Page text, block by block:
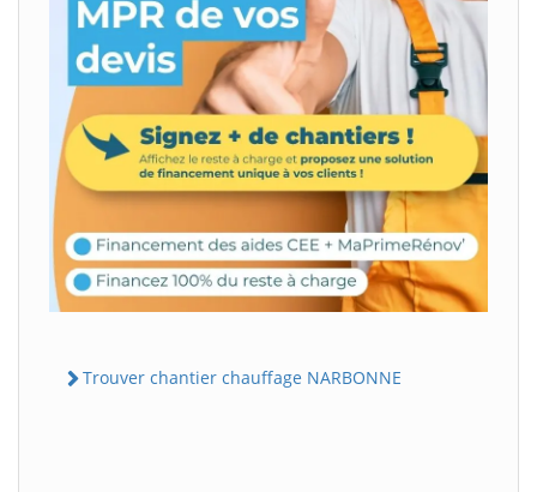
Trouver chantier chauffage NARBONNE